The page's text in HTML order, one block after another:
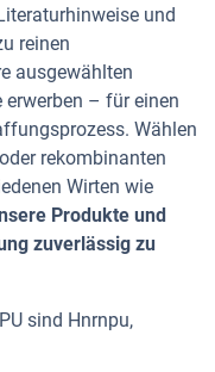
und
reinen
ausgewählten
erwerben – für einen
Wählen
rekombinanten
Wirten wie
Produkte und
zuverlässig zu
sind Hnrnpu,